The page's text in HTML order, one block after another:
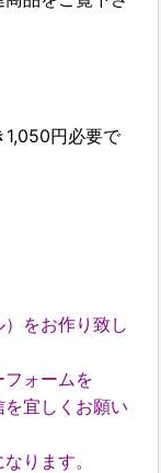
1,050円必要で
をお作り致し
ォームを
宜しくお願い
なります。